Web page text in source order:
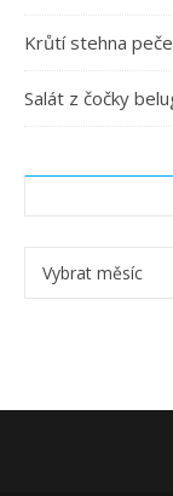
Krůtí stehna
Salát z čočky